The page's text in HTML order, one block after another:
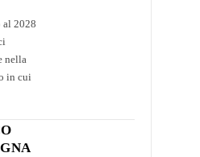
2028
nella
in cui